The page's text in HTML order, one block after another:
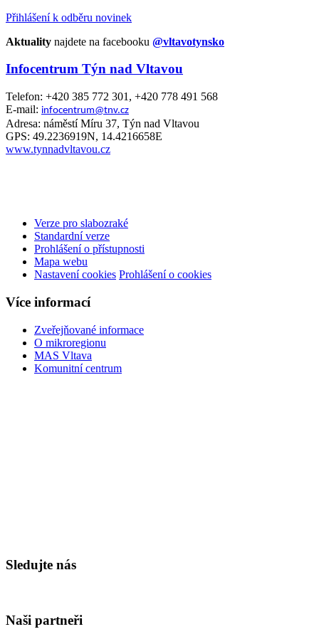
Přihlášení k odběru novinek
Aktuality najdete na facebooku @vltavotynsko
Infocentrum Týn nad Vltavou
Telefon: +420 385 772 301, +420 778 491 568
E-mail: infocentrum@tnv.cz
Adresa: náměstí Míru 37, Týn nad Vltavou
GPS: 49.2236919N, 14.4216658E
www.tynnadvltavou.cz
Verze pro slabozraké
Standardní verze
Prohlášení o přístupnosti
Mapa webu
Nastavení cookies Prohlášení o cookies
Více informací
Zveřejňované informace
O mikroregionu
MAS Vltava
Komunitní centrum
Sledujte nás
Naši partneři